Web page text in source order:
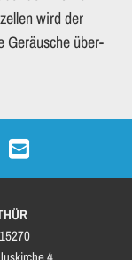
wird der
Ge­räu­sche über­
